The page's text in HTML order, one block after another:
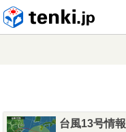
台風13号情報